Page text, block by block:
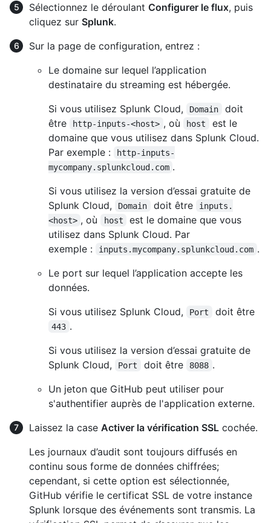
Sélectionnez le déroulant Configurer le flux, puis
cliquez sur Splunk.
Sur la page de configuration, entrez :
Le domaine sur lequel l’application
destinataire du streaming est hébergée.
Si vous utilisez Splunk Cloud,
Domain
doit
être
http-inputs-<host> , où host
est le
domaine que vous utilisez dans Splunk Cloud.
Par exemple :
http-inputs-
mycompany.splunkcloud.com .
Si vous utilisez la version d’essai gratuite de
Splunk Cloud,
Domain doit être
inputs.
<host> , où host
est le domaine que vous
utilisez dans Splunk Cloud. Par
exemple :
inputs.mycompany.splunkcloud.com .
Le port sur lequel l’application accepte les
données.
Si vous utilisez Splunk Cloud,
Port doit être
443 .
Si vous utilisez la version d’essai gratuite de
Splunk Cloud,
Port doit être 8088 .
Un jeton que GitHub peut utiliser pour
s'authentifier auprès de l'application externe.
Laissez la case Activer la vérification SSL cochée.
Les journaux d’audit sont toujours diffusés en
continu sous forme de données chiffrées;
cependant, si cette option est sélectionnée,
GitHub vérifie le certificat SSL de votre instance
Splunk lorsque des événements sont transmis. La